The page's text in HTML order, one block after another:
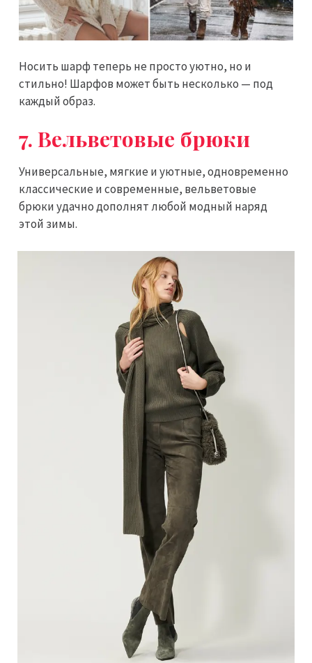
Носить шарф теперь не просто уютно, но и
стильно! Шарфов может быть несколько — под
каждый образ.
7. Вельветовые брюки
Универсальные, мягкие и уютные, одновременно
классические и современные, вельветовые
брюки удачно дополнят любой модный наряд
этой зимы.